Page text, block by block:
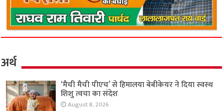
अर्थ
‘मैची मैची पीएच’ से हिमालया बेबीकेयर ने दिया स्वस्थ
शिशु त्वचा का संदेश
August 8, 2026